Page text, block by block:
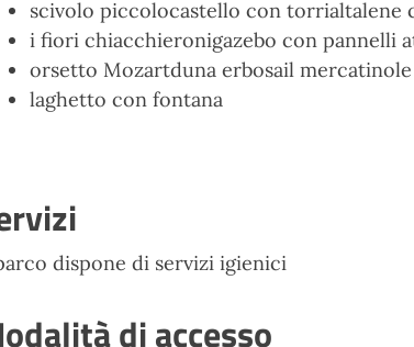
scivolo piccolocastello con torrialtalene
i fiori chiacchieronigazebo con pannelli
orsetto Mozartduna erbosail mercatino
laghetto con fontana
dispone di servizi igienici
di accesso